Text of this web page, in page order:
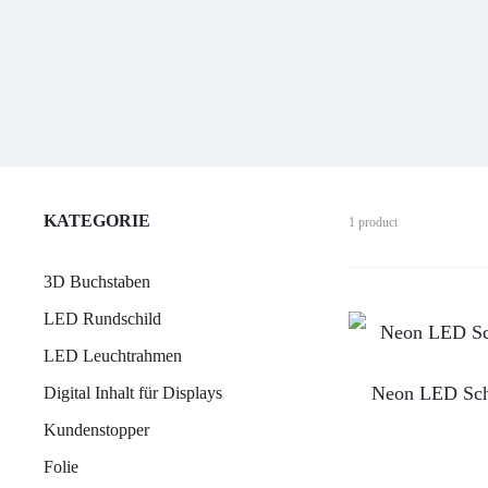
1 product
Neon LED
KATEGORIE
3D Buchstaben
LED Rundschild
LED Leuchtrahmen
Digital Inhalt für Displays
Kundenstopper
Folie